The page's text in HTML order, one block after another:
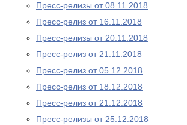
Пресс-релизы от 08.11.2018
Пресс-релиз от 16.11.2018
Пресс-релизы от 20.11.2018
Пресс-релиз от 21.11.2018
Пресс-релиз от 05.12.2018
Пресс-релиз от 18.12.2018
Пресс-релиз от 21.12.2018
Пресс-релизы от 25.12.2018